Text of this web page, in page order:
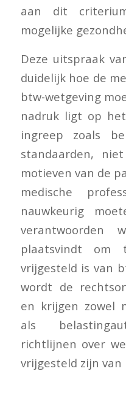
aan dit
mogelijke
Deze uitspraak
duidelijk hoe de
btw-wetgeving
nadruk ligt op
ingreep zoals
standaarden,
motieven van de
medische
nauwkeurig
verantwoorden
plaatsvindt om
vrijgesteld is van
wordt de
en krijgen zowel
als
richtlijnen over
vrijgesteld zijn